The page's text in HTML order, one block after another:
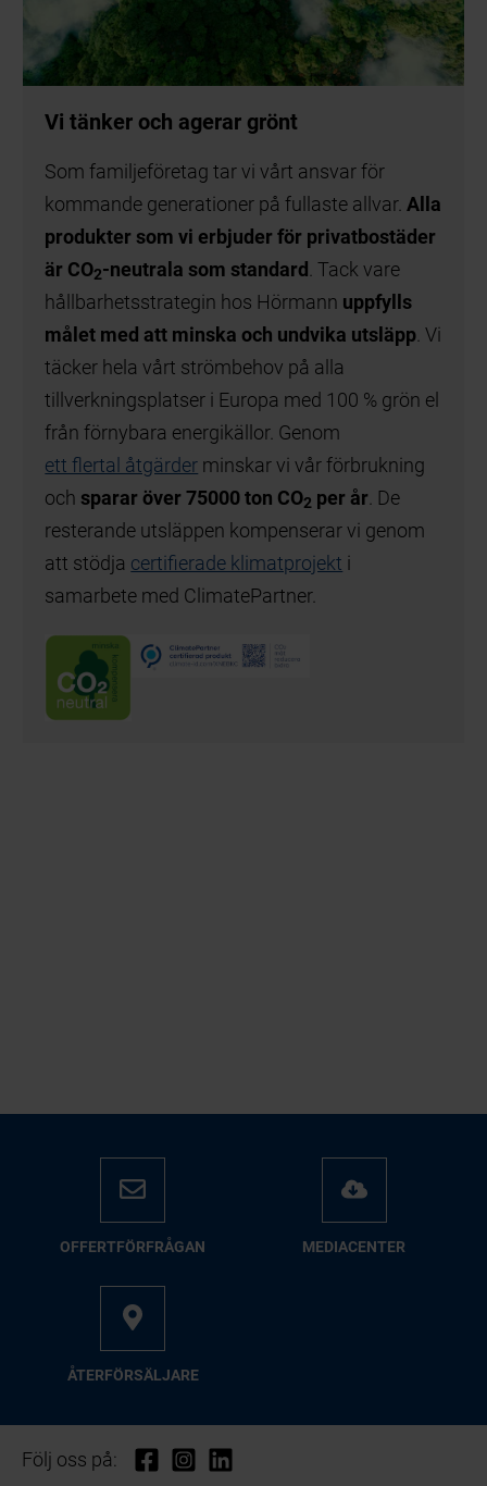
Vi tänker och agerar grönt
Som familjeföretag tar vi vårt ansvar för
kommande generationer på fullaste allvar.Alla
produkter som vi erbjuder för privatbostäder
är CO2-neutrala som standard . Tack vare
hållbarhetsstrategin hos Hörmann uppfylls
målet med att minska och undvika utsläpp . Vi
täcker hela vårt strömbehov på alla
tillverkningsplatser i Europa med 100 % grön el
från förnybara energikällor. Genom
ett flertal åtgärder minskar vi vår förbrukning
och sparar över 75000 ton CO2 per år . De
resterande utsläppen kompenserar vi genom
att stödja certifierade klimatprojekt i
samarbete med ClimatePartner.
OFFERTFÖRFRÅGAN MEDIACENTER
ÅTERFÖRSÄLJARE
Följ oss på: